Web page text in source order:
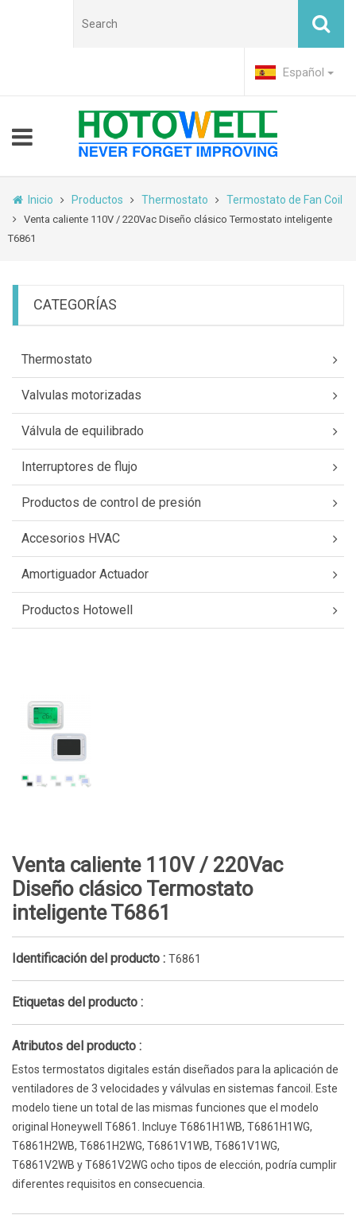
Español
Inicio Productos Thermostato Termostato de Fan Coil
Venta caliente 110V / 220Vac Diseño clásico Termostato inteligente
T6861
CATEGORÍAS
Thermostato
Valvulas motorizadas
Válvula de equilibrado
Interruptores de flujo
Productos de control de presión
Accesorios HVAC
Amortiguador Actuador
Productos Hotowell
Venta caliente 110V / 220Vac
Diseño clásico Termostato
inteligente T6861
Identificación del producto : T6861
Etiquetas del producto :
Atributos del producto :
Estos termostatos digitales están diseñados para la aplicación de
ventiladores de 3 velocidades y válvulas en sistemas fancoil. Este
modelo tiene un total de las mismas funciones que el modelo
original Honeywell T6861. Incluye T6861H1WB, T6861H1WG,
T6861H2WB, T6861H2WG, T6861V1WB, T6861V1WG,
T6861V2WB y T6861V2WG ocho tipos de elección, podría cumplir
diferentes requisitos en consecuencia.